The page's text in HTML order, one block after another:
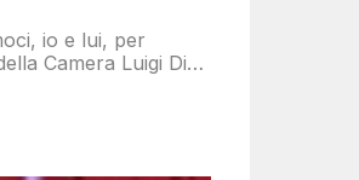
io e lui, per
Camera Luigi Di